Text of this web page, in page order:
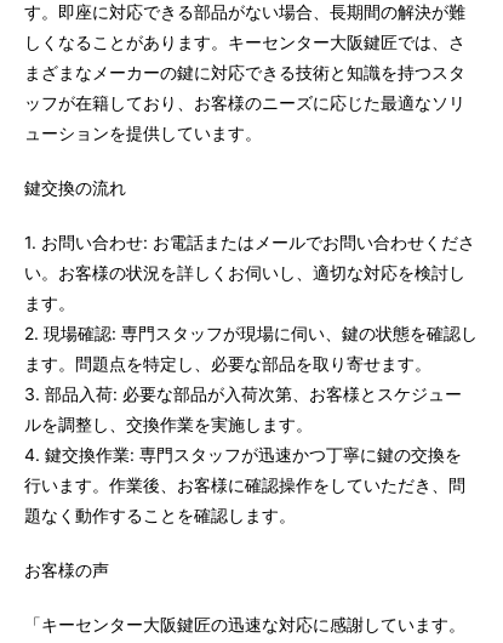
す。即座に対応できる部品がない場合、長期間の解決が難
しくなることがあります。キーセンター大阪鍵匠では、さ
まざまなメーカーの鍵に対応できる技術と知識を持つスタ
ッフが在籍しており、お客様のニーズに応じた最適なソリ
ューションを提供しています。
鍵交換の流れ
1. お問い合わせ: お電話またはメールでお問い合わせくださ
い。お客様の状況を詳しくお伺いし、適切な対応を検討し
ます。
2. 現場確認: 専門スタッフが現場に伺い、鍵の状態を確認し
ます。問題点を特定し、必要な部品を取り寄せます。
3. 部品入荷: 必要な部品が入荷次第、お客様とスケジュー
ルを調整し、交換作業を実施します。
4. 鍵交換作業: 専門スタッフが迅速かつ丁寧に鍵の交換を
行います。作業後、お客様に確認操作をしていただき、問
題なく動作することを確認します。
お客様の声
「キーセンター大阪鍵匠の迅速な対応に感謝しています。